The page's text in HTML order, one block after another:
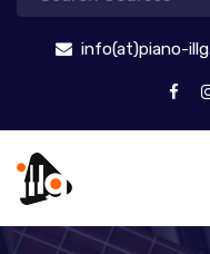
info(at)piano-